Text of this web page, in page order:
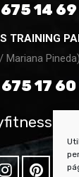
14 69
TRAINING
17 60